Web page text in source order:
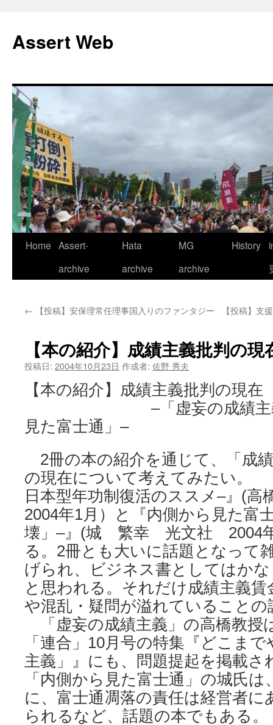
テ
ン
ス
キ
ッ
プ
Assert Web
Home Assert-
archive
Hata
archive
MG
archive
History
← 【投稿】安保理常任理事国入りのファンタジー 【投稿】支
【本の紹介】成績主義批判の現
投稿日: 2004年10月23日 作成者: 佐野 秀夫
【本の紹介】成績主義批判の現在
–「虚妄の成績主義」
見た富士通」–
2冊の本の紹介を通じて、「成
の現在について考えてみたい。
日本型年功制復活のススメ–』(
2004年1月）と『内側から見た富
壊」–』(城 繁幸 光文社 2004
る。2冊とも大いに話題となって
げられ、ビジネス書としてはか
と思われる。それだけ成績主義
や混乱・疑問が溢れていること
「虚妄の成績主義」の高橋教授
「連合」10月号の特集『どこま
主義」』にも、問題提起を掲載さ
「内側から見た富士通」の城氏は
に、富士通凋落の責任は経営者に
られるなど、話題の本でもある。